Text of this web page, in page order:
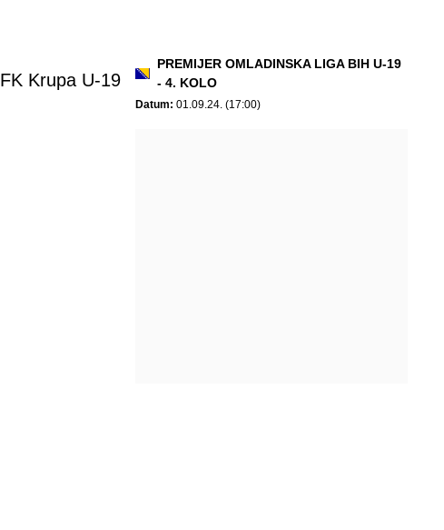
FK Krupa U-19
PREMIJER OMLADINSKA LIGA BIH U-19
- 4. KOLO
Datum: 01.09.24. (17:00)